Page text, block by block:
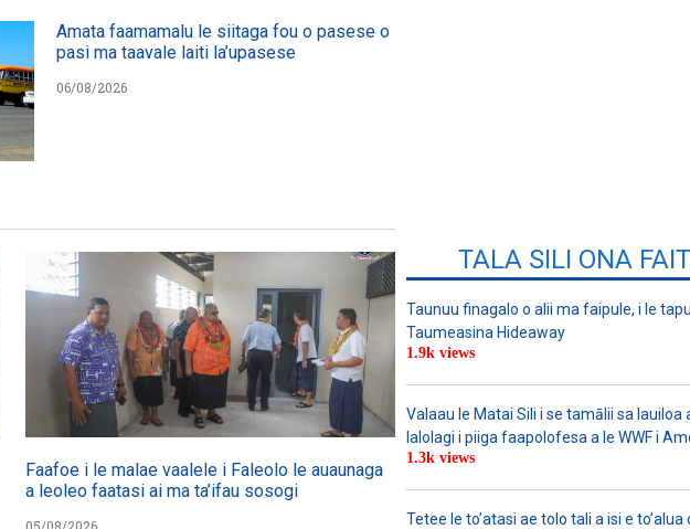
Amata faamamalu le siitaga fou o pasese o
pasi ma taavale laiti la’upasese
06/08/2026
Faafoe i le malae vaalele i Faleolo le auaunaga
a leoleo faatasi ai ma ta’ifau sosogi
TALA SILI ONA
Taunuu finagalo o alii ma faipule, i le
Taumeasina Hideaway
1.9k views
Valaau le Matai Sili i se tamālii sa lauiloa
lalolagi i piiga faapolofesa a le WWF i
1.3k views
Tetee le to’atasi ae tolo tali a isi e to’alua